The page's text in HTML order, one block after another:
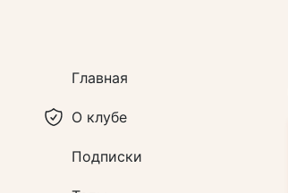
Главная
О клубе
Подписки